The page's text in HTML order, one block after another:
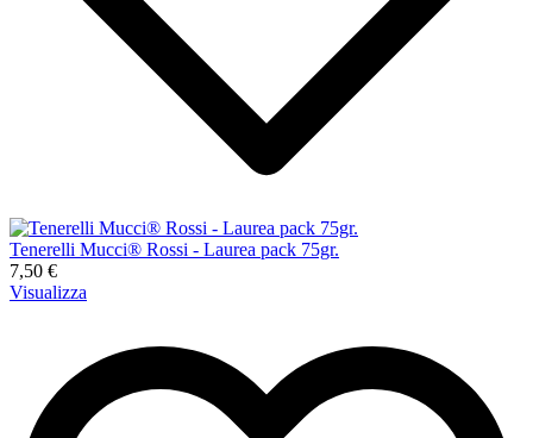
Tenerelli Mucci® Rossi - Laurea pack 75gr.
7,50 €
Visualizza